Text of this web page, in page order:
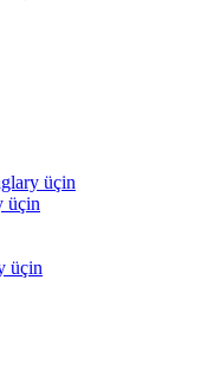
üçin
üçin
üçin